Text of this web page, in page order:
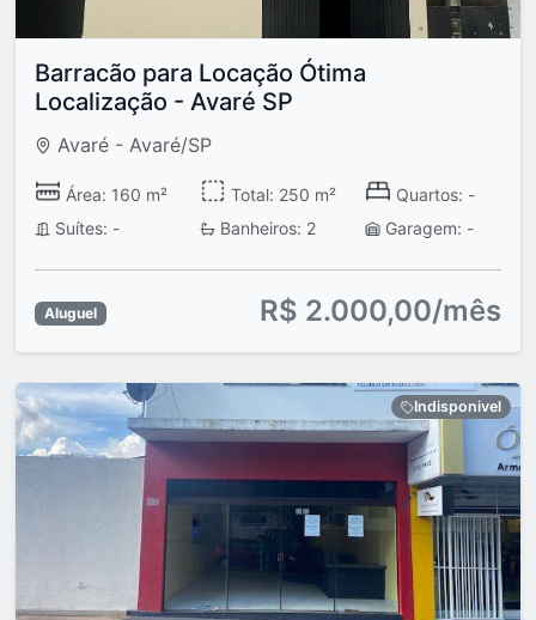
Barracão para Locação Ótima
Localização - Avaré SP
Avaré - Avaré/SP
Área: 160 m² Total: 250 m²
Quartos: -
Suítes: -
Banheiros: 2 Garagem: -
Aluguel R$ 2.000,00/mês
Indisponivel